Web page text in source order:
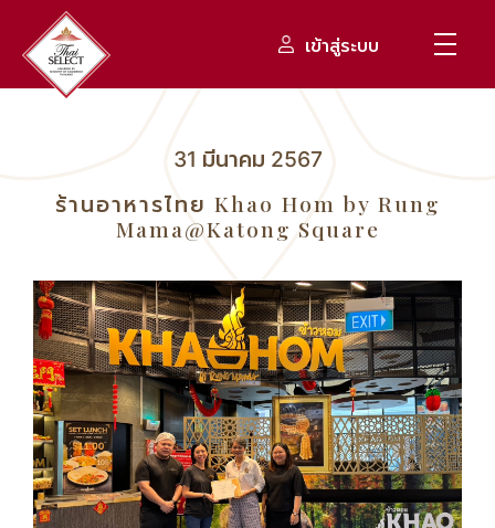
เข้าสู่ระบบ
31 มีนาคม 2567
ร้านอาหารไทย Khao Hom by Rung
Mama@Katong Square